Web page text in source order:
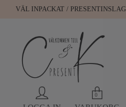
VÄL INPACKAT /
0